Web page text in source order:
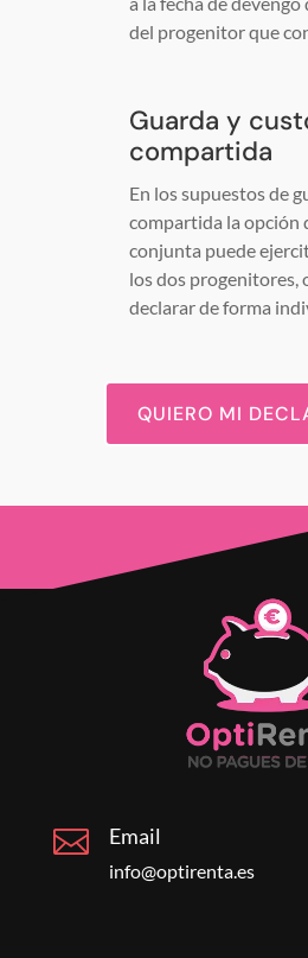
del progenitor que
Guarda y
compartida
En los supuestos de
compartida la opción
conjunta puede
los dos
declarar de forma
QUIERO MI
 Email
info@optirenta.es